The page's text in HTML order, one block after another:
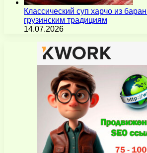
Классический суп харчо из
грузинским традициям
14.07.2026